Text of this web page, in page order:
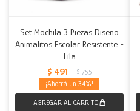
Set Mochila 3 Piezas Diseño
Animalitos Escolar Resistente -
Lila
$ 491 $ 755
34